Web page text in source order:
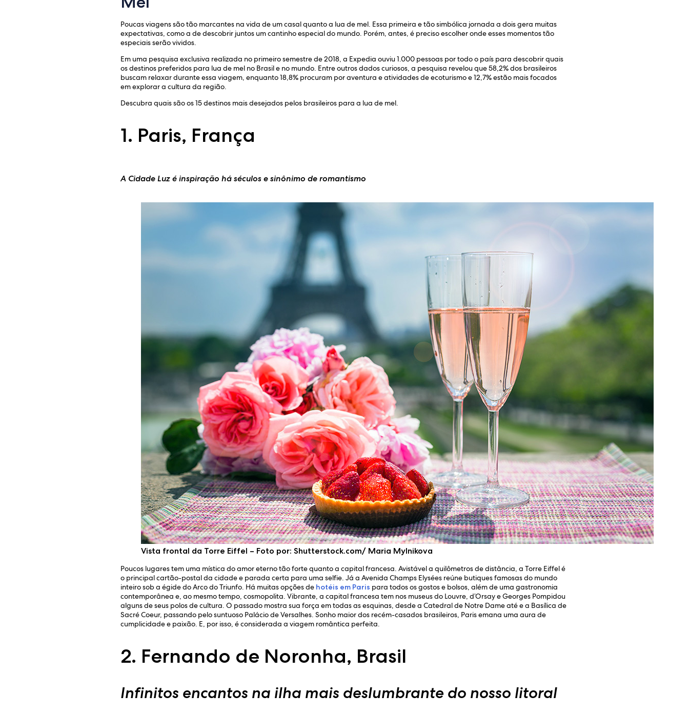
Poucas viagens são tão marcantes na vida de um casal quanto a lua de mel. Essa primeira e tão simbólica jornada a dois gera muitas
expectativas, como a de descobrir juntos um cantinho especial do mundo. Porém, antes, é preciso escolher onde esses momentos tão
especiais serão vividos.
Em uma pesquisa exclusiva realizada no primeiro semestre de 2018, a Expedia ouviu 1.000 pessoas por todo o país para descobrir quais
os destinos preferidos para lua de mel no Brasil e no mundo. Entre outros dados curiosos, a pesquisa revelou que 58,2% dos brasileiros
buscam relaxar durante essa viagem, enquanto 18,8% procuram por aventura e atividades de ecoturismo e 12,7% estão mais focados
em explorar a cultura da região.
Descubra quais são os 15 destinos mais desejados pelos brasileiros para a lua de mel.
1. Paris, França
A Cidade Luz é inspiração há séculos e sinônimo de romantismo
Vista frontal da Torre Eiffel – Foto por: Shutterstock.com/ Maria Mylnikova
Poucos lugares tem uma mística do amor eterno tão forte quanto a capital francesa. Avistável a quilômetros de distância, a Torre Eiffel é
o principal cartão-postal da cidade e parada certa para uma selfie. Já a Avenida Champs Elysées reúne butiques famosas do mundo
inteiro sob a égide do Arco do Triunfo. Há muitas opções de hotéis em Paris para todos os gostos e bolsos, além de uma gastronomia
contemporânea e, ao mesmo tempo, cosmopolita. Vibrante, a capital francesa tem nos museus do Louvre, d’Orsay e Georges Pompidou
alguns de seus polos de cultura. O passado mostra sua força em todas as esquinas, desde a Catedral de Notre Dame até e a Basílica de
Sacré Coeur, passando pelo suntuoso Palácio de Versalhes. Sonho maior dos recém-casados brasileiros, Paris emana uma aura de
cumplicidade e paixão. E, por isso, é considerada a viagem romântica perfeita.
2. Fernando de Noronha, Brasil
Infinitos encantos na ilha mais deslumbrante do nosso litoral